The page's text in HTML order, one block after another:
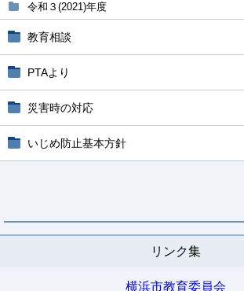
令和３(2021)年度
教育相談
PTAより
災害時の対応
いじめ防止基本方針
リンク集
横浜市教育委員会